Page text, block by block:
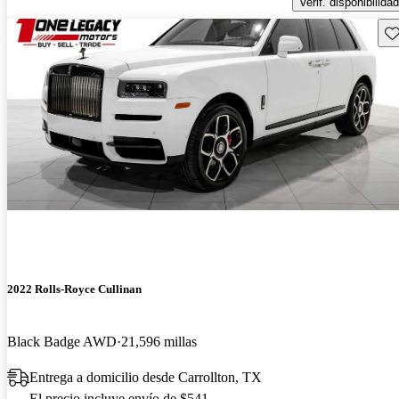
2022 Rolls-Royce Cullinan
Black Badge AWD 21,596 millas
Entrega a domicilio desde Carrollton, TX